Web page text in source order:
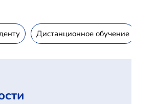
Дистанционное обучение